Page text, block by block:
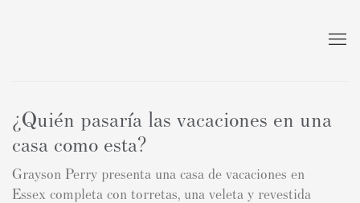
¿Quién pasaría las vacaciones en una
casa como esta?
Grayson Perry presenta una casa de vacaciones en
Essex completa con torretas, una veleta y revestida